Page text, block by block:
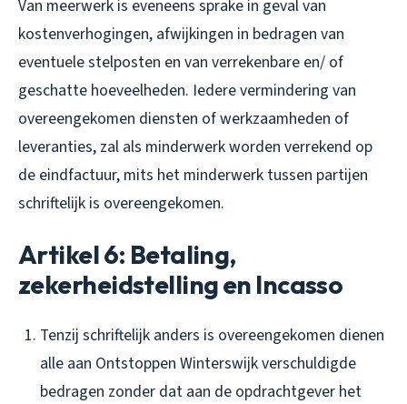
Van meerwerk is eveneens sprake in geval van
kostenverhogingen, afwijkingen in bedragen van
eventuele stelposten en van verrekenbare en/ of
geschatte hoeveelheden. Iedere vermindering van
overeengekomen diensten of werkzaamheden of
leveranties, zal als minderwerk worden verrekend op
de eindfactuur, mits het minderwerk tussen partijen
schriftelijk is overeengekomen.
Artikel 6: Betaling,
zekerheidstelling en Incasso
Tenzij schriftelijk anders is overeengekomen dienen
alle aan Ontstoppen Winterswijk verschuldigde
bedragen zonder dat aan de opdrachtgever het